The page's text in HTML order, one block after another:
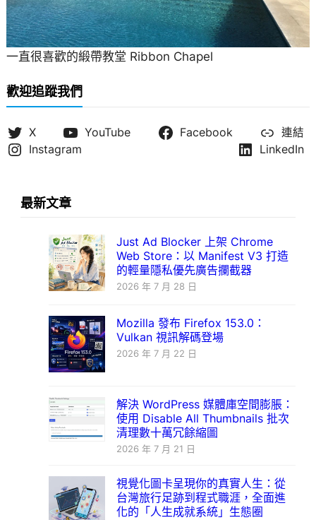
一直很喜歡的緞帶教堂 Ribbon Chapel
歡迎追蹤我們
X YouTube Facebook
連結
Instagram
LinkedIn
最新文章
Just Ad Blocker 上架 Chrome
Web Store：以 Manifest V3 打造
的輕量隱私優先廣告攔截器
2026 年 7 月 28 日
Mozilla 發布 Firefox 153.0：
Vulkan 視訊解碼登場
2026 年 7 月 22 日
解決 WordPress 媒體庫空間膨脹：
使用 Disable All Thumbnails 批次
清理數十萬冗餘縮圖
2026 年 7 月 21 日
視覺化圖卡呈現你的真實人生：從
台灣旅行足跡到程式職涯，全面進
化的「人生成就系統」生態圈